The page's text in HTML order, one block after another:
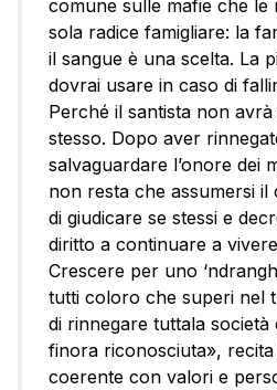
comune sulle mafie che le
sola radice famigliare: la
il sangue è una scelta. La
dovrai usare in caso di
Perché il santista non
stesso. Dopo aver
salvaguardare l’onore dei
non resta che assumersi
di giudicare se stessi e
diritto a continuare a
Crescere per uno
tutti coloro che superi nel
di rinnegare tuttala società
finora riconosciuta»,
coerente con valori e